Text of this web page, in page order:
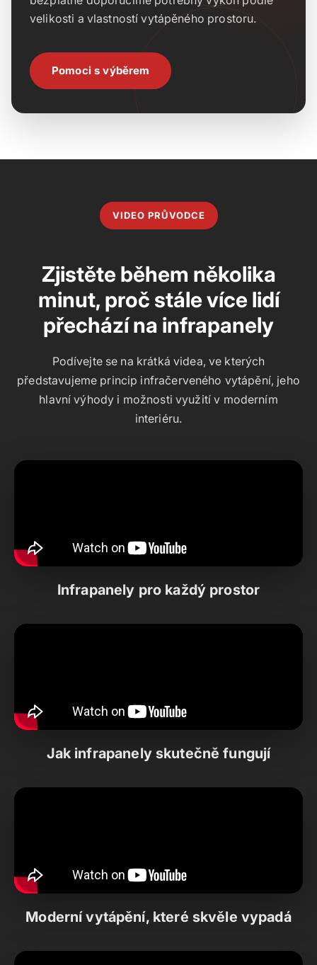
velikosti a vlastností vytápěného prostoru.
Pomoci s výběrem
VIDEO PRŮVODCE
Zjistěte během několika
minut, proč stále více lidí
přechází na infrapanely
Podívejte se na krátká videa, ve kterých
představujeme princip infračerveného vytápění, jeho
hlavní výhody i možnosti využití v moderním
interiéru.
Infrapanely pro každý prostor
Jak infrapanely skutečně fungují
Moderní vytápění, které skvěle vypadá